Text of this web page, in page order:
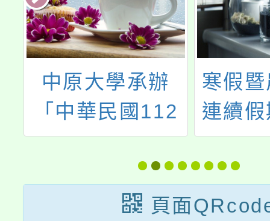
中原大學承辦
「中華民國112
年全國大專校院
運動會」活動與
競賽種類日程表
寒假
連續
學生
念，
同留
頁面